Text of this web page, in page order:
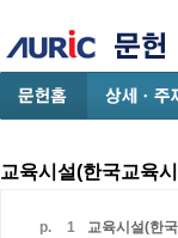
교육시설(한국교육
p. 1
교육시설(한